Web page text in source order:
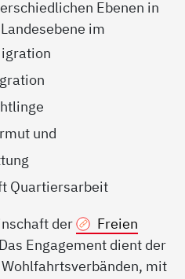
Ebenen in
im
und
Quartiersarbeit
der
Freien
Engagement dient der
mit